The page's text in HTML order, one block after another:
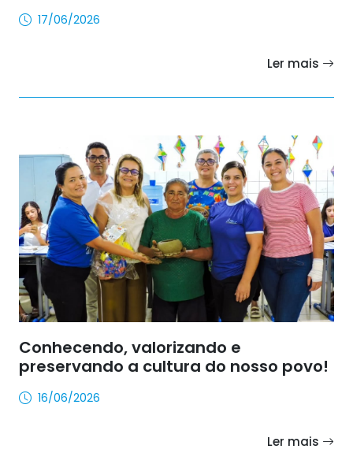
17/06/2026
Ler mais
Conhecendo, valorizando e
preservando a cultura do nosso povo!
16/06/2026
Ler mais